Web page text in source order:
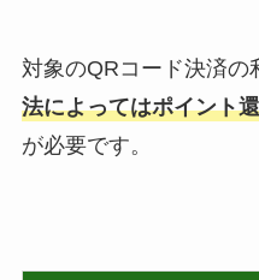
対象のQRコード決済の
法によってはポイント
が必要です。